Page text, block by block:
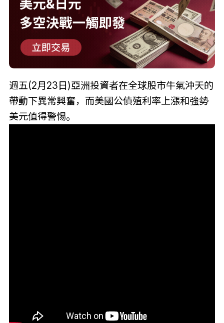
週五(2月23日)亞洲投資者在全球股市牛氣沖天的
帶動下異常興奮，而美國公債殖利率上漲和強勢
美元值得警惕。